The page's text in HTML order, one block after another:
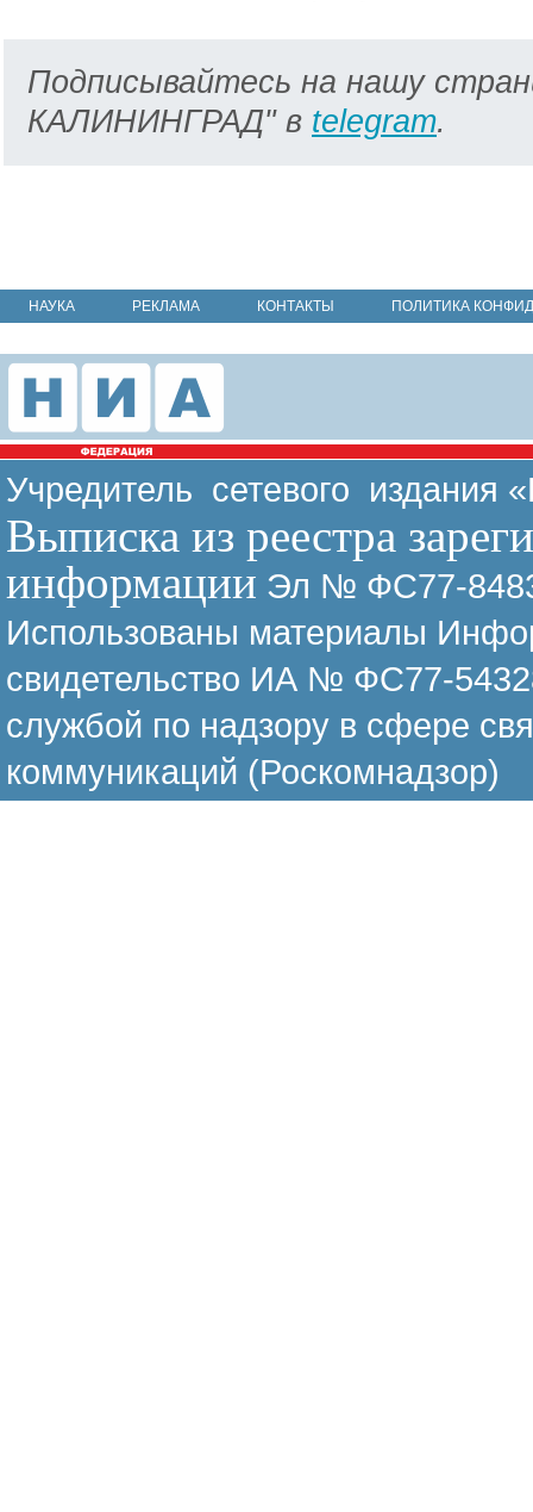
Подписывайтесь на нашу
КАЛИНИНГРАД" в telegram.
НАУКА РЕКЛАМА КОНТАКТЫ ПОЛИТИКА
Учредитель сетевого издания
Выписка из реестра
информации Эл № ФС77-
Использованы материалы
свидетельство ИА № ФС77-
службой по надзору в сфере
коммуникаций (Роскомнадзор)